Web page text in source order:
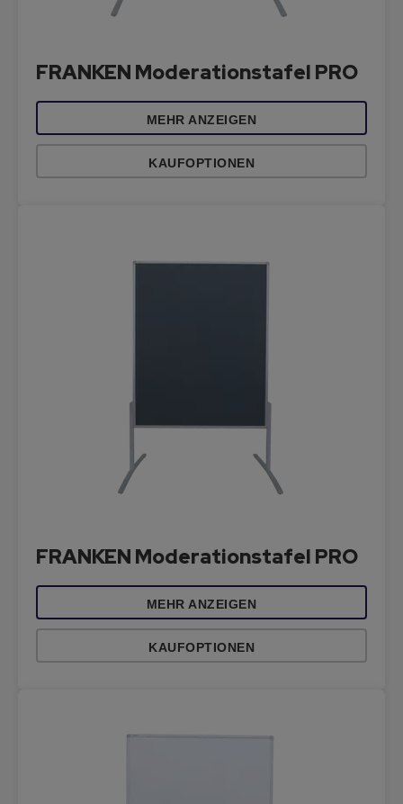
FRANKEN Moderationstafel PRO
MEHR ANZEIGEN
KAUFOPTIONEN
FRANKEN Moderationstafel PRO
MEHR ANZEIGEN
KAUFOPTIONEN